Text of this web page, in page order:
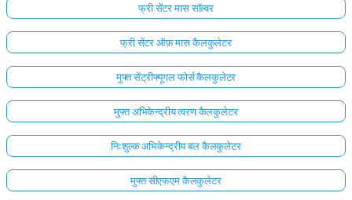
फ्री सेंटर मास सॉल्वर
फ्री सेंटर ऑफ़ मास कैलकुलेटर
मुफ्त सेंट्रीफ्यूगल फोर्स कैलकुलेटर
मुफ्त अभिकेन्द्रीय त्वरण कैलकुलेटर
निःशुल्क अभिकेन्द्रीय बल कैलकुलेटर
मुफ्त सीएफएम कैलकुलेटर